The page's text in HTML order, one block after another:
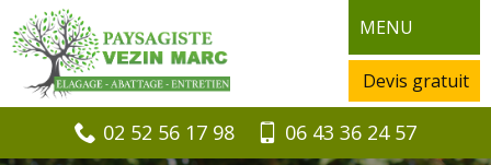
MENU
Devis gratuit
02 52 56 17 98 06 43 36 24 57